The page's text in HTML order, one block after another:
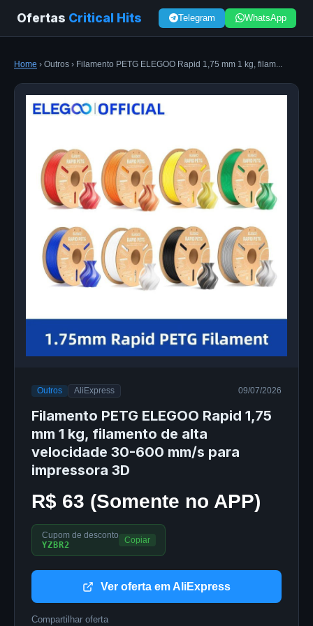
Ofertas Critical Hits Telegram WhatsApp
Home › Outros › Filamento PETG ELEGOO Rapid 1,75 mm 1 kg, filam...
Outros AliExpress 09/07/2026
Filamento PETG ELEGOO Rapid 1,75
mm 1 kg, filamento de alta
velocidade 30-600 mm/s para
impressora 3D
R$ 63 (Somente no APP)
Cupom de desconto
YZBR2
Copiar
Ver oferta em AliExpress
Compartilhar oferta